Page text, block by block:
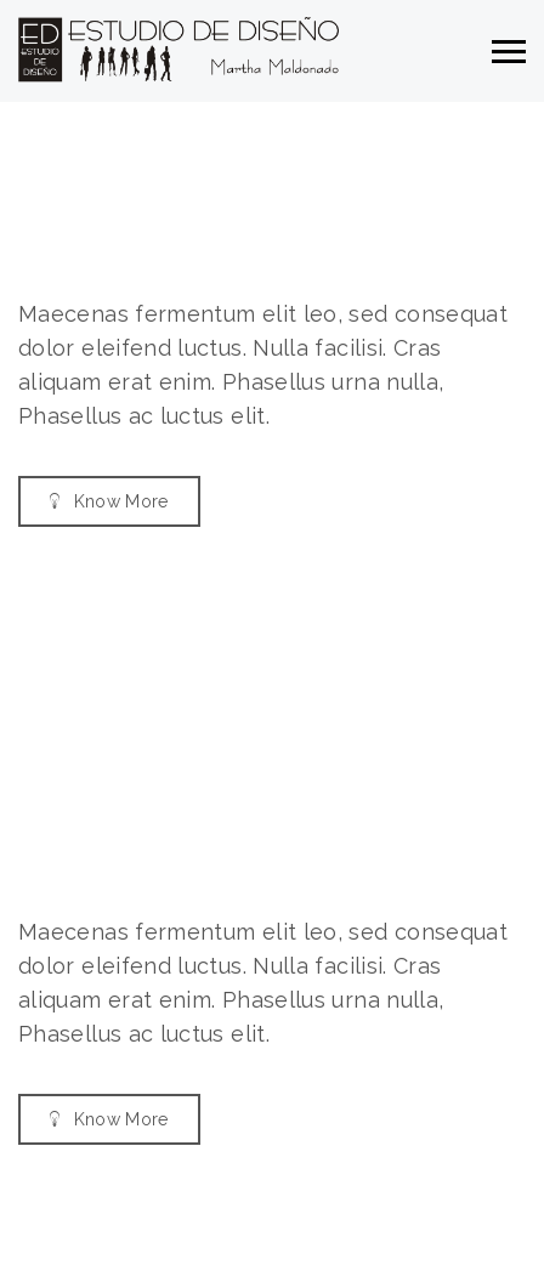
Maecenas fermentum elit leo, sed consequat
dolor eleifend luctus. Nulla facilisi. Cras
aliquam erat enim. Phasellus urna nulla,
Phasellus ac luctus elit.
Know More
Maecenas fermentum elit leo, sed consequat
dolor eleifend luctus. Nulla facilisi. Cras
aliquam erat enim. Phasellus urna nulla,
Phasellus ac luctus elit.
Know More